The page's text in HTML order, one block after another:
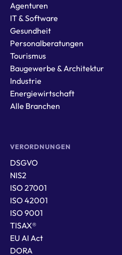
Agenturen
IT & Software
Gesundheit
Personalberatungen
Tourismus
Baugewerbe & Architektur
Industrie
Energiewirtschaft
Alle Branchen
VERORDNUNGEN
DSGVO
NIS2
ISO 27001
ISO 42001
ISO 9001
TISAX®
EU AI Act
DORA